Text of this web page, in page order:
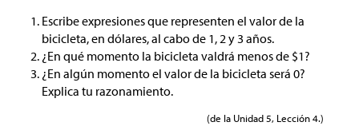
Escribe expresiones que representen el valor de la
bicicleta, en dólares, al cabo de 1, 2 y 3 años.
¿En qué momento la bicicleta valdrá menos de $1?
¿En algún momento el valor de la bicicleta será 0?
Explica tu razonamiento.
(de la Unidad 5, Lección 4.)